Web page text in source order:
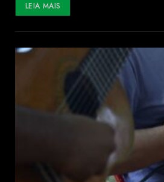
LEIA MAIS